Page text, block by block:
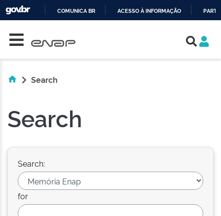
COMUNICA BR ACESSO À INFORMAÇÃO
Search
Search
Search:
for